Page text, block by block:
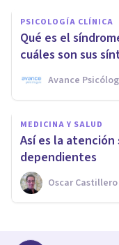
PSICOLOGÍA CLÍNICA
Qué es el
cuáles son sus
Avance
MEDICINA Y SALUD
Así es la
dependientes
Oscar